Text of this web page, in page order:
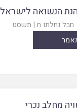
הנשואה לישראל
חבל נחלתו ח | תשסט
מחלב נכרי